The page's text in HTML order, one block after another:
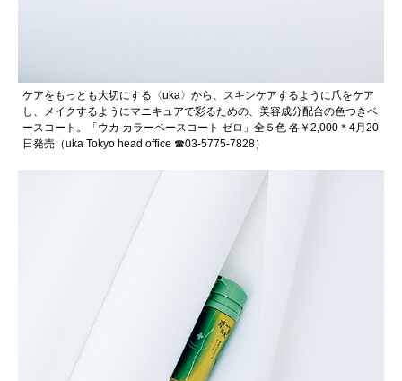
ケアをもっとも大切にする〈uka〉から、スキンケアするように爪をケア
し、メイクするようにマニキュアで彩るための、美容成分配合の色つきベ
ースコート。「ウカ カラーベースコート ゼロ」全５色 各￥2,000＊4月20
日発売（uka Tokyo head office ☎︎03-5775-7828）